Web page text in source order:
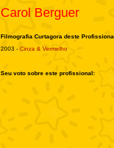
Carol Berguer
Filmografia Curtagora deste
2003 - Cinza & Vermelho
Seu voto sobre este profissional: